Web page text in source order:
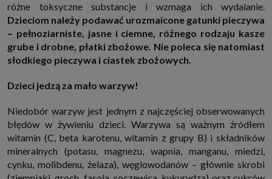
różne toksyczne substancje i wzmaga ich wydalanie.
Dzieciom należy podawać urozmaicone gatunki pieczywa
– pełnoziarniste, jasne i ciemne, różnego rodzaju kasze
grube i drobne, płatki zbożowe. Nie poleca się natomiast
słodkiego pieczywa i ciastek zbożowych.
Dzieci jedzą za mało warzyw!
Niedobór warzyw jest jednym z najczęściej obserwowanych
błędów w żywieniu dzieci. Warzywa są ważnym źródłem
witamin (C, beta karotenu, witamin z grupy B) i składników
mineralnych (potasu, magnezu, wapnia, manganu, miedzi,
cynku, molibdenu, żelaza), węglowodanów – głównie skrobi